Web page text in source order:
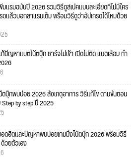
มแรมฉบับปี 2026 รวมวิธีดูสเปคแบบละเอียดที่ไม่มีใคร
ดแล้วบอกลาแรมเต็ม พร้อมวิธีดูว่าอัปเกรดได้ไหมด้วย
ปัญหาแบตโน้ตบุ๊ก ชาร์จไม่เข้า เปิดไม่ติด แบตเสื่อม ทำ
บุ๊กพบบ่อย 2026 สังเกตุอาการ วิธีแก้ไข ตามขั้นตอน
by step ปี 2025
ดฮิตและปัญหาพบบ่อยเกมมิ่งโน้ตบุ๊ก 2026 พร้อมวิธี
วยตัวเอง